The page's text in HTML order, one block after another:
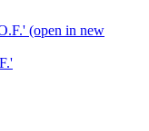
(open in new